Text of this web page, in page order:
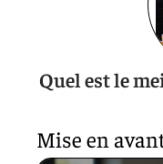
Quel est le
Mise en